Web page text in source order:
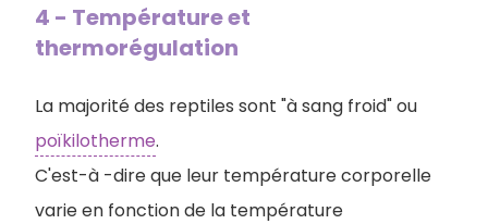
4 - Température et
thermorégulation
La majorité des reptiles sont "à sang froid" ou
poïkilotherme.
C'est-à -dire que leur température corporelle
varie en fonction de la température